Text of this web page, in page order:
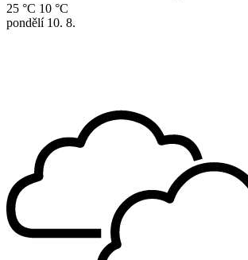
25 °C 10 °C
pondělí 10. 8.